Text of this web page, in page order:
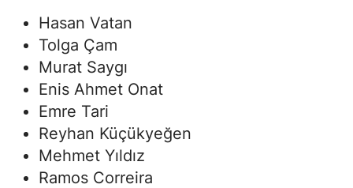
Hasan Vatan
Tolga Çam
Murat Saygı
Enis Ahmet Onat
Emre Tari
Reyhan Küçükyeğen
Mehmet Yıldız
Ramos Correira